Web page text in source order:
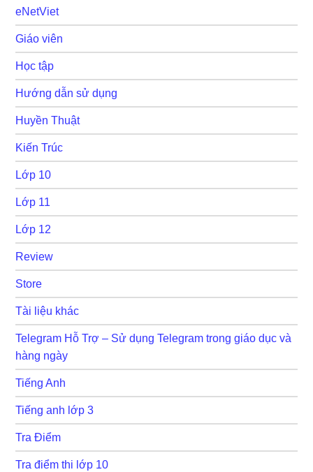
eNetViet
Giáo viên
Học tập
Hướng dẫn sử dụng
Huyền Thuật
Kiến Trúc
Lớp 10
Lớp 11
Lớp 12
Review
Store
Tài liệu khác
Telegram Hỗ Trợ – Sử dụng Telegram trong giáo dục và
hàng ngày
Tiếng Anh
Tiếng anh lớp 3
Tra Điểm
Tra điểm thi lớp 10